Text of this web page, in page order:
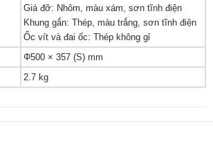
Giá đỡ: Nhôm, màu xám, sơn tĩnh điện
Khung gắn: Thép, màu trắng, sơn tĩnh điện
Ốc vít và đai ốc: Thép không gỉ
Φ500 × 357 (S) mm
2.7 kg